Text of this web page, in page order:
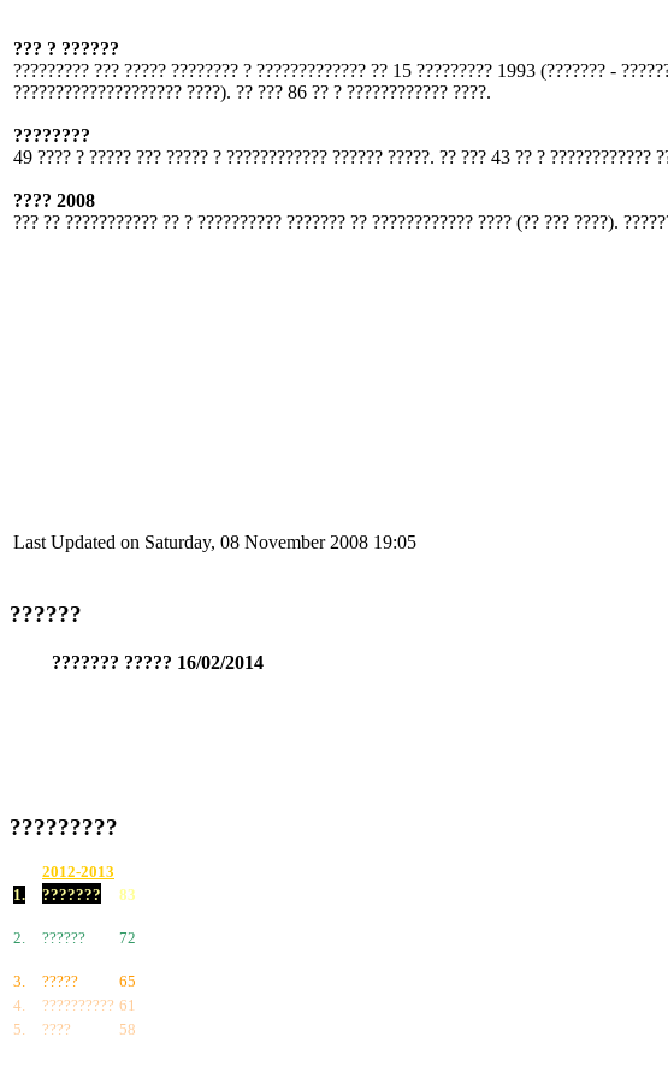
??? ? ??????
????????? ??? ????? ???????? ? ????????????? ?? 15 ????????? 1993 (??????? -
???????????????????? ????). ?? ??? 86 ?? ? ???????????? ????.
????????
49 ???? ? ????? ??? ????? ? ???????????? ?????? ?????. ?? ??? 43 ?? ? ????????????
???? 2008
??? ?? ??????????? ?? ? ?????????? ??????? ?? ???????????? ???? (?? ??? ????).
Last Updated on Saturday, 08 November 2008 19:05
??????
??????? ????? 16/02/2014
?????????
2012-2013
1.
??????? 83
2. ?????? 72
3. ?????
65
4.
?????????? 61
5.
????
58